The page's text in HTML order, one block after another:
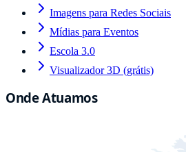
Imagens para Redes Sociais
Mídias para Eventos
Escola 3.0
Visualizador 3D (grátis)
Onde Atuamos